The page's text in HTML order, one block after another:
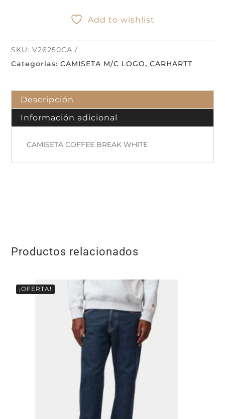
Add to wishlist
SKU:V26250CA
Categorías:CAMISETA M/C LOGO,CARHARTT
Descripción
Información adicional
CAMISETA COFFEE BREAK WHITE
Productos relacionados
¡OFERTA!